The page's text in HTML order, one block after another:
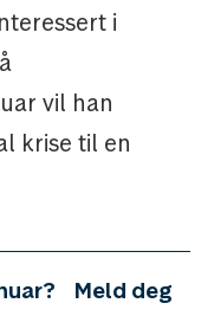
i
vil han
krise til en
Meld deg